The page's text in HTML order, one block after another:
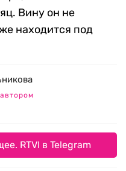
Вину он не
находится под
RTVI в Telegram